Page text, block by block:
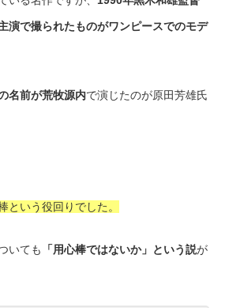
演で撮られたものがワンピースでのモデ
名前が荒牧源内で演じたのが原田芳雄氏
という役回りでした。
いても 「用心棒ではないか」という説が